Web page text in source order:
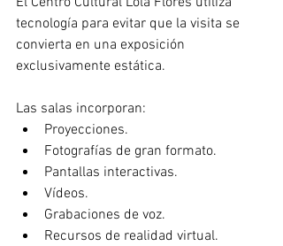
tecnología para evitar que la visita se
convierta en una exposición
exclusivamente estática.
Las salas incorporan:
Proyecciones.
Fotografías de gran formato.
Pantallas interactivas.
Vídeos.
Grabaciones de voz.
Recursos de realidad virtual.